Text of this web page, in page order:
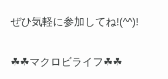
ぜひ気軽に参加してね!(^^)!
☘☘マクロビライフ☘☘